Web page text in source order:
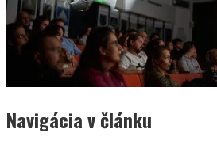
Navigácia v článku